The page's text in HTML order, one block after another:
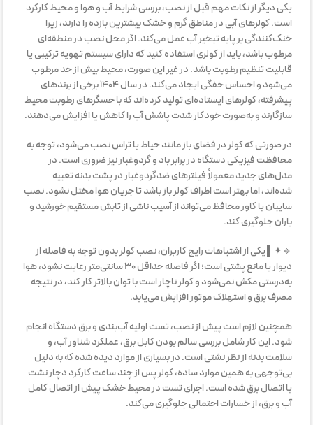
یکی دیگر از نکات مهم قبل از نصب، بررسی شرایط آب و هوا و محیط کارکرد
است. کولرهای آبی در مناطق گرم و خشک بیشترین بازده را دارند، زیرا
خنک‌کنندگی بر پایه تبخیر آب عمل می‌کند. اگر محل نصب در منطقه‌ای
مرطوب باشد، باید از کولری استفاده کنید که دارای سیستم تهویه ترکیبی یا
قابلیت تنظیم رطوبت باشد. در غیر این صورت، محیط بیش از حد مرطوب
می‌شود و احساس خفگی ایجاد می‌کند. در سال ۱۴۰۴ برخی از برندهای
پیشرفته، کولرهای ایستاده‌ای تولید کرده‌اند که با حسگرهای رطوبت محیط
سازگارند و به‌صورت خودکار شدت پاشش آب را کاهش یا افزایش می‌دهند.
در صورتی که کولر در فضای باز مانند حیاط یا تراس نصب می‌شود، توجه به
محافظت فیزیکی دستگاه در برابر باد و گردوغبار نیز ضروری است. در
مدل‌های جدید معمولاً فیلترهای ضدگردوغبار در پشت بدنه تعبیه
شده‌اند، اما بهتر است اطراف کولر باز باشد تا جریان هوا مختل نشود. نصب
سایبان یا کاور محافظ می‌تواند از آسیب ناشی از تابش مستقیم خورشید و
باران جلوگیری کند.
🔹✦▌ یکی از اشتباهات رایج کاربران، نصب کولر بدون توجه به فاصله از
دیوار یا مانع پشتی است؛ اگر فاصله حداقل ۳۰ سانتی‌متر رعایت نشود، هوا
به‌درستی مکش نمی‌شود و کولر ناچار است با توان بالاتر کار کند، در نتیجه
مصرف برق و استهلاک موتور افزایش می‌یابد.
همچنین لازم است پیش از نصب، تست اولیه آب‌بندی و برق دستگاه انجام
شود. این کار شامل بررسی سالم بودن کابل برق، عملکرد شناور آب، و
سلامت بدنه از نظر نشتی است. در بسیاری از موارد دیده شده که به دلیل
بی‌توجهی به همین موارد ساده، کولر پس از چند ساعت کارکرد دچار نشت
یا اتصال برق شده است. اجرای تست در محیط خشک پیش از اتصال کامل
آب و برق، از خسارات احتمالی جلوگیری می‌کند.